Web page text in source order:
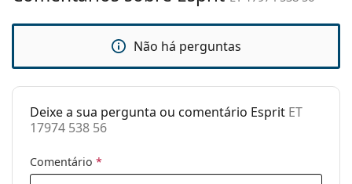
Estojo:
Sim
limpeza:
Sim
Outros
Género:
Homem
Marca:
Não há perguntas
Deixe a sua pergunta ou comentário Esprit ET
17974 538 56
Comentário *